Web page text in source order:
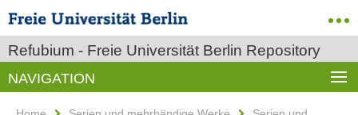
Refubium - Freie Universität Berlin Repository
NAVIGATION